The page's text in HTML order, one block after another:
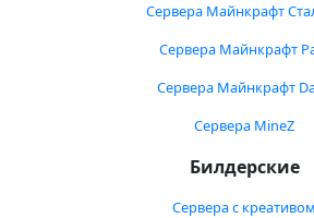
Сервера Майнкрафт
Сервера Майнкрафт
Сервера Майнкрафт
Сервера MineZ
Билдерские
Сервера с креативом